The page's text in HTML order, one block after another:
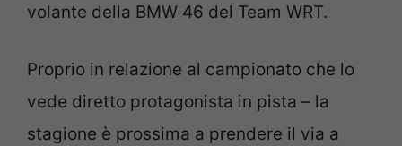
volante della BMW 46 del Team WRT.
Proprio in relazione al campionato che lo
vede diretto protagonista in pista – la
stagione è prossima a prendere il via a